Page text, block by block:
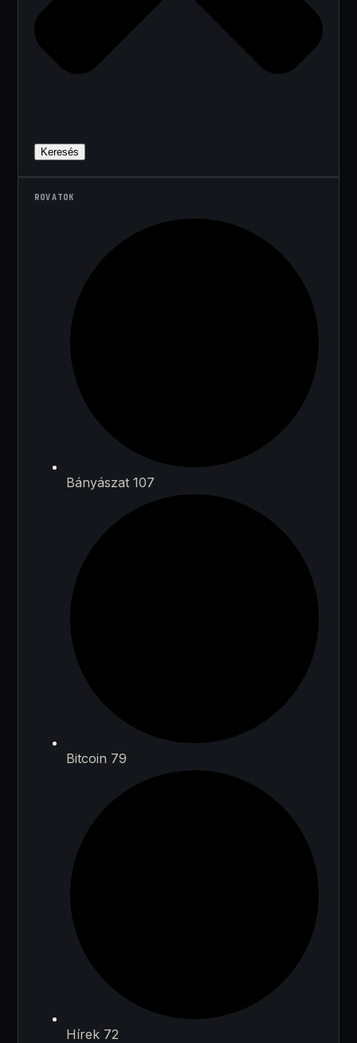
Keresés
ROVATOK
Bányászat 107
Bitcoin 79
Hírek 72